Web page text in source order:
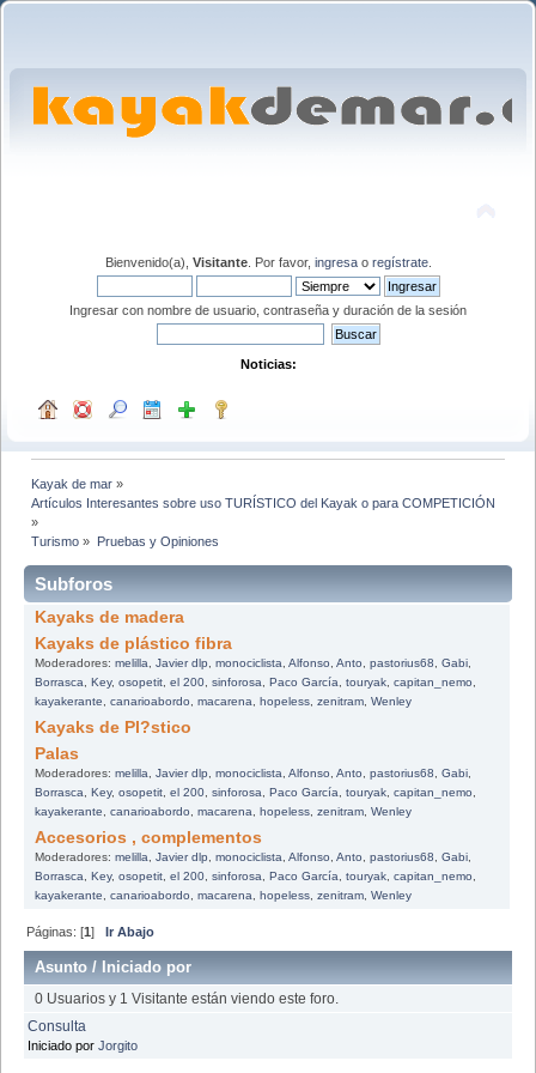
Bienvenido(a), Visitante. Por favor, ingresao regístrate.
Ingresar con nombre de usuario, contraseña y duración de la sesión
Noticias:
Kayak de mar »
Artículos Interesantes sobre uso TURÍSTICO del Kayak o para COMPETICIÓN
»
Turismo » Pruebas y Opiniones
Subforos
Kayaks de madera
Kayaks de plástico fibra
Moderadores: melilla Javier dlp monociclista Alfonso Anto pastorius68 Gabi,
Borrasca
Key, osopetit, el 200, sinforosa Paco García touryak, capitan_nemo
kayakerante
canarioabordo macarena hopeless, zenitram, Wenley
Kayaks de Pl?stico
Palas
Moderadores: melilla Javier dlp monociclista Alfonso Anto pastorius68 Gabi,
Borrasca
Key, osopetit, el 200, sinforosa Paco García touryak, capitan_nemo
kayakerante
canarioabordo macarena hopeless, zenitram, Wenley
Accesorios , complementos
Moderadores: melilla Javier dlp monociclista Alfonso Anto pastorius68 Gabi,
Borrasca
Key, osopetit, el 200, sinforosa Paco García touryak, capitan_nemo
kayakerante
canarioabordo macarena hopeless, zenitram, Wenley
Páginas: [1]Ir Abajo
Asunto / Iniciado por
0 Usuarios y 1 Visitante están viendo este foro.
Consulta
Iniciado por Jorgito